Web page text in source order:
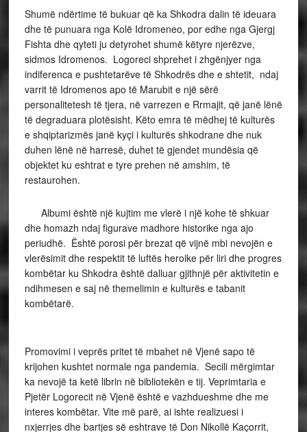
Shumë ndërtime të bukuar që ka Shkodra dalin të ideuara
dhe të punuara nga Kolë Idromeneo, por edhe nga Gjergj
Fishta dhe qyteti ju detyrohet shumë këtyre njerëzve,
sidmos Idromenos. Logoreci shprehet i zhgënjyer nga
indiferenca e pushtetarëve të Shkodrës dhe e shtetit, ndaj
varrit të Idromenos apo të Marubit e një sërë
personalitetesh të tjera, në varrezen e Rrmajit, që janë lënë
të degraduara plotësisht. Këto emra të mëdhej të kulturës
e shqiptarizmës janë kyçi i kulturës shkodrane dhe nuk
duhen lënë në harresë, duhet të gjendet mundësia që
objektet ku eshtrat e tyre prehen në amshim, të
restaurohen.
Albumi është një kujtim me vlerë i një kohe të shkuar
dhe homazh ndaj figurave madhore historike nga ajo
periudhë. Është porosi për brezat që vijnë mbi nevojën e
vlerësimit dhe respektit të luftës heroike për liri dhe progres
kombëtar ku Shkodra është dalluar gjithnjë për aktivitetin e
ndihmesen e saj në themelimin e kulturës e tabanit
kombëtarë.
Promovimi i veprës pritet të mbahet në Vjenë sapo të
krijohen kushtet normale nga pandemia. Secili mërgimtar
ka nevojë ta ketë librin në bibliotekën e tij. Veprimtaria e
Pjetër Logorecit në Vjenë është e vazhdueshme dhe me
interes kombëtar. Vite më parë, ai ishte realizuesi i
nxjerrjes dhe bartjes së eshtrave të Don Nikollë Kaçorrit,